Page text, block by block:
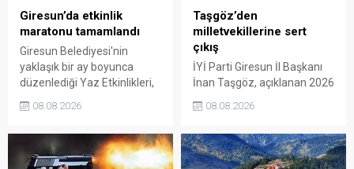
Giresun’da etkinlik
maratonu tamamlandı
Giresun Belediyesi'nin
yaklaşık bir ay boyunca
düzenlediği Yaz Etkinlikleri,
sanat ve eğlenceyle
organizasyonun ardından
Kadın El Emeği Pazarı'nın
08.08.2026
Taşgöz’den
milletvekillerine sert
çıkış
İYİ Parti Giresun İl Başkanı
İnan Taşgöz, açıklanan 2026
üzerinden iktidar
eleştirdi. Taşgöz, üreticinin
emeğinin karşılığını
08.08.2026